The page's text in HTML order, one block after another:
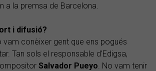
a la premsa de Barcelona.
i difusió?
vam conèixer gent que ens pogués
Tan sols el responsable d’Edigsa,
Salvador Pueyo. No vam tenir